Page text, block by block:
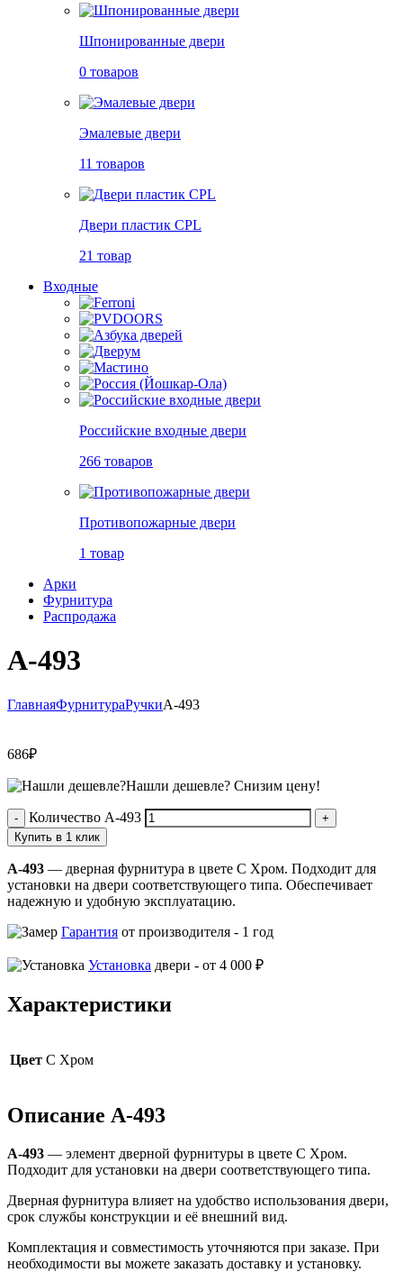
Шпонированные двери
0 товаров
Эмалевые двери
11 товаров
Двери пластик CPL
21 товар
Входные
Российские входные двери
266 товаров
Противопожарные двери
1 товар
Арки
Фурнитура
Распродажа
A-493
ГлавнаяФурнитураРучкиA-493
686₽
Нашли дешевле? Снизим цену!
Количество A-493
Купить в 1 клик
A-493 — дверная фурнитура в цвете C Хром. Подходит для
установки на двери соответствующего типа. Обеспечивает
надежную и удобную эксплуатацию.
Гарантия от производителя - 1 год
Установка двери - от 4 000 ₽
Характеристики
Цвет C Хром
Описание A-493
A-493 — элемент дверной фурнитуры в цвете C Хром.
Подходит для установки на двери соответствующего типа.
Дверная фурнитура влияет на удобство использования двери,
срок службы конструкции и её внешний вид.
Комплектация и совместимость уточняются при заказе. При
необходимости вы можете заказать доставку и установку.